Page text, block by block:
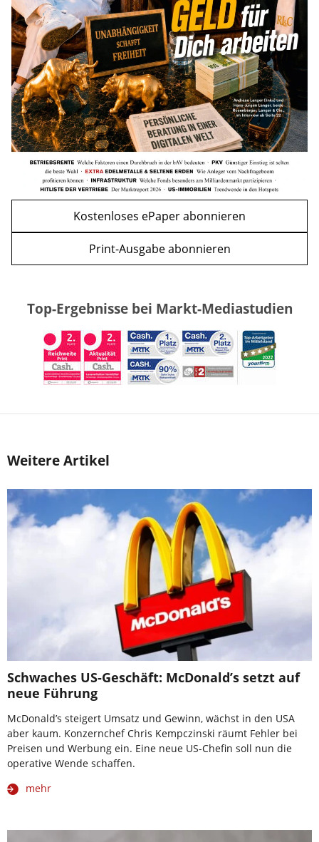
WEITERE ARTIKEL
zurückweiter
Bitcoin im Wartemodus: Fed und CLARITY
Act geben die Richtung vor
mehr
Kostenloses ePaper abonnieren
Print-Ausgabe abonnieren
Top-Ergebnisse bei Markt-Mediastudien
Weitere Artikel
Schwaches US-Geschäft: McDonald’s setzt auf
neue Führung
McDonald’s steigert Umsatz und Gewinn, wächst in den USA
aber kaum. Konzernchef Chris Kempczinski räumt Fehler bei
Preisen und Werbung ein. Eine neue US-Chefin soll nun die
operative Wende schaffen.
mehr